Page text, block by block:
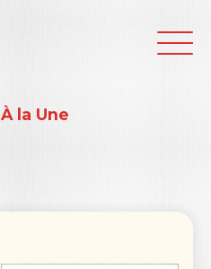
À la Une